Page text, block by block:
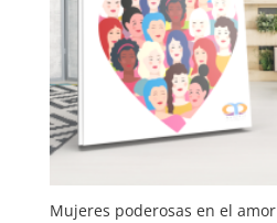
Mujeres poderosas en el amor